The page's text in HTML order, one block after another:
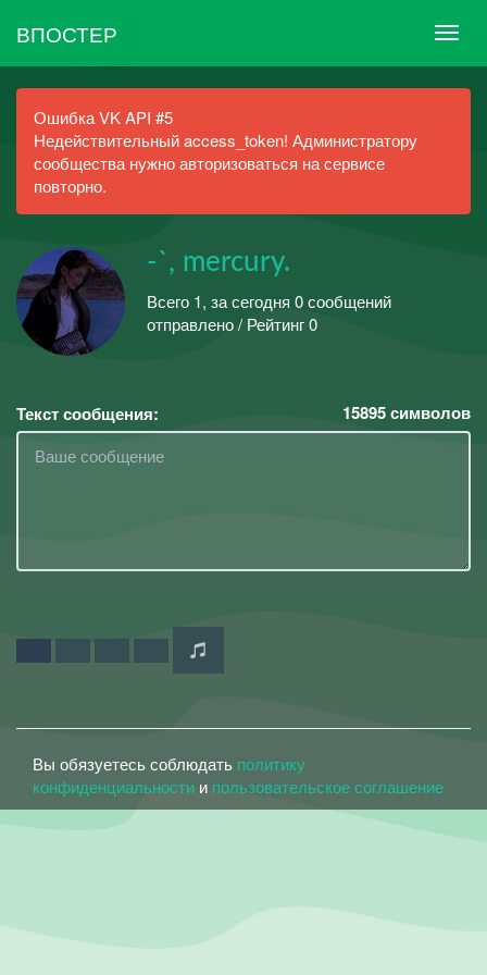
ВПОСТЕР
Ошибка VK API #5
Недействительный access_token! Администратору
сообщества нужно авторизоваться на сервисе
повторно.
-`, mercury.
Всего 1, за сегодня 0 сообщений
отправлено / Рейтинг 0
Текст сообщения: 15895символов
Вы обязуетесь соблюдать политику
конфиденциальности и пользовательское соглашение